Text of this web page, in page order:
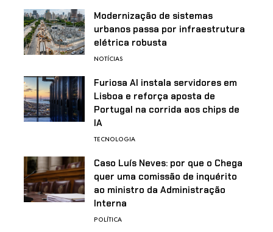
Modernização de sistemas
urbanos passa por infraestrutura
elétrica robusta
NOTÍCIAS
Furiosa AI instala servidores em
Lisboa e reforça aposta de
Portugal na corrida aos chips de
IA
TECNOLOGIA
Caso Luís Neves: por que o Chega
quer uma comissão de inquérito
ao ministro da Administração
Interna
POLÍTICA